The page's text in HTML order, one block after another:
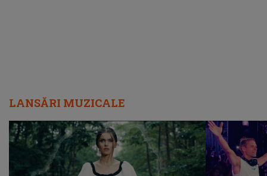
LANSĂRI MUZICALE